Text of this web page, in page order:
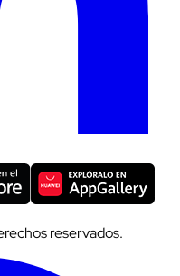
reservados.